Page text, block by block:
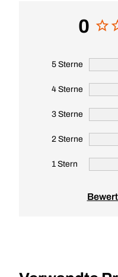
0
5 Sterne
4 Sterne
3 Sterne
2 Sterne
1 Stern